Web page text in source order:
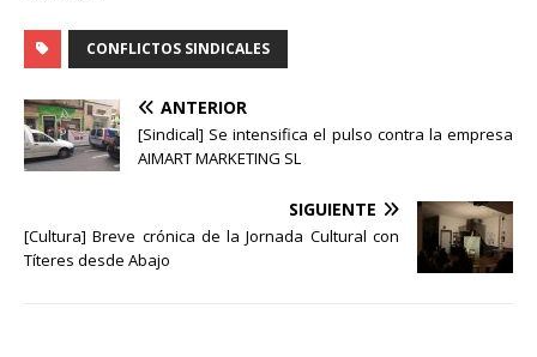
CONFLICTOS SINDICALES
ANTERIOR
[Sindical] Se intensifica el pulso contra la empresa
AIMART MARKETING SL
SIGUIENTE
[Cultura] Breve crónica de la Jornada Cultural con
Títeres desde Abajo